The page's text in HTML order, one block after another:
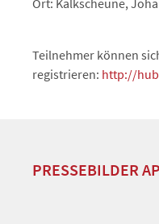
Ort: Kalkscheune,
Teilnehmer können
registrieren: http://
PRESSEBILDER